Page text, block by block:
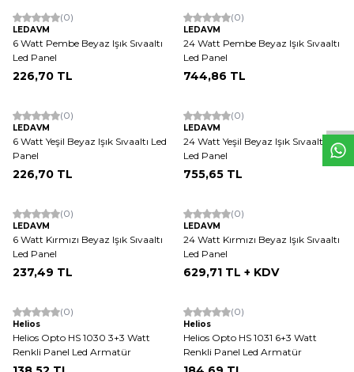
(0)
LEDAVM
6 Watt Pembe Beyaz Işık Sıvaaltı
Led Panel
226,70 TL
(0)
LEDAVM
24 Watt Pembe Beyaz Işık Sıvaaltı
Led Panel
744,86 TL
(0)
LEDAVM
6 Watt Yeşil Beyaz Işık Sıvaaltı Led
Panel
226,70 TL
(0)
LEDAVM
24 Watt Yeşil Beyaz Işık Sıvaaltı
Led Panel
755,65 TL
(0)
LEDAVM
6 Watt Kırmızı Beyaz Işık Sıvaaltı
Led Panel
237,49 TL
(0)
LEDAVM
24 Watt Kırmızı Beyaz Işık Sıvaaltı
Led Panel
629,71 TL + KDV
(0)
Helios
Helios Opto HS 1030 3+3 Watt
Renkli Panel Led Armatür
(0)
Helios
Helios Opto HS 1031 6+3 Watt
Renkli Panel Led Armatür